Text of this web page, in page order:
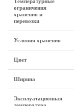
ограничения
хранения и
перевозки
Условия хранения
Цвет
Ширина
Эксплуатационная